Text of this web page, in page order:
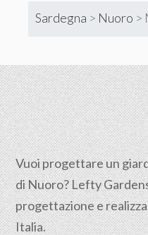
Sardegna > Nuoro >
Vuoi progettare un
diNuoro? Lefty
progettazione e
Italia.